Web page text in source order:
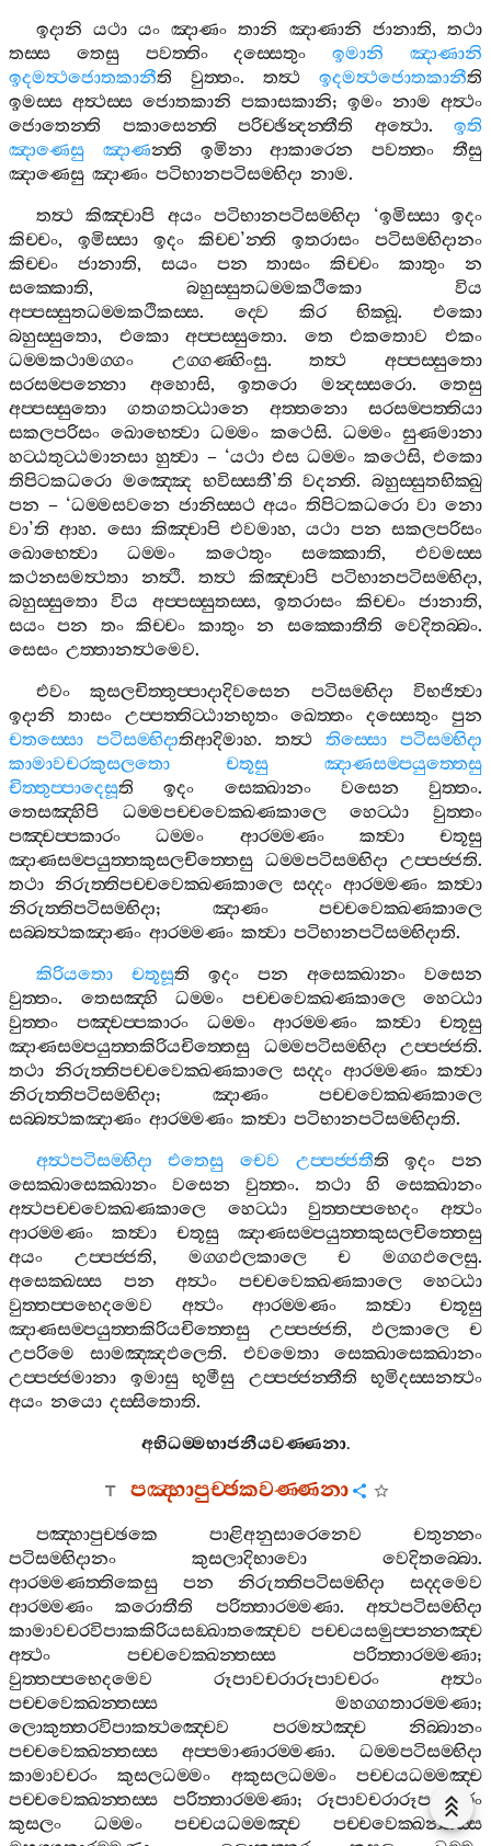
ඉදානි යථා යං ඤාණං තානි ඤාණානි ජානාති,තථා
තස‍්ස
තෙසු පවත‍්තිං දස‍්සෙතුං ඉමානි
ඤාණානි
ඉදමත්‍ථජොතකානීති වුත‍්තං. තත්‍ථ ඉදමත්‍ථජොතකානීති
ඉමස‍්ස අත්‍ථස‍්ස ජොතකානි පකාසකානි; ඉමං නාම අත්‍ථං
ජොතෙන‍්ති
පකාසෙන‍්ති පරිච‍්ඡින්‍දන‍්තීති අත්‍ථො. ඉති
ඤාණෙසු
ඤාණන‍්ති ඉමිනා ආකාරෙන පවත‍්තං
තීසු
ඤාණෙසු ඤාණං පටිභානපටිසම‍්භිදා නාම.
තත්‍ථ
කිඤ‍්චාපි අයං පටිභානපටිසම‍්භිදා ‘ඉමිස‍්සා
ඉදං
කිච‍්චං, ඉමිස‍්සා ඉදං කිච‍්ච’න‍්ති ඉතරාසං
පටිසම‍්භිදානං
කිච‍්චං
ජානාති, සයං පන තාසං කිච‍්චං කාතුං
න
සක‍්කොති, බහුස‍්සුතධම‍්මකථිකො
විය
අප‍්පස‍්සුතධම‍්මකථිකස‍්ස. ද‍්වෙ කිර භික‍්ඛූ. එකො
බහුස‍්සුතො, එකො අප‍්පස‍්සුතො. තෙ එකතොව
එකං
ධම‍්මකථාමග‍්ගං
උග‍්ගණ‍්හිංසු.තත්‍ථ
අප‍්පස‍්සුතො
සරසම‍්පන‍්නො
අහොසි, ඉතරො මන්‍දස‍්සරො. තෙසු
අප‍්පස‍්සුතො
ගතගතට‍්ඨානෙ අත‍්තනො
සරසම‍්පත‍්තියා
සකලපරිසං ඛොභෙත්‍වා ධම‍්මං කථෙසි. ධම‍්මං සුණමානා
හට‍්ඨතුට‍්ඨමානසා හුත්‍වා – ‘යථා එස ධම‍්මං කථෙසි,එකො
තිපිටකධරො මඤ‍්ඤෙ භවිස‍්සතී’ති වදන‍්ති. බහුස‍්සුතභික‍්ඛු
පන – ‘ධම‍්මසවනෙ ජානිස‍්සථ අයං තිපිටකධරො වා නො
වා’ති ආහ. සො කිඤ‍්චාපි එවමාහ,යථා පන සකලපරිසං
ඛොභෙත්‍වා
ධම‍්මං කථෙතුං සක‍්කොති, එවමස‍්ස
කථනසමත්‍ථතා
නත්‍ථි. තත්‍ථ කිඤ‍්චාපි පටිභානපටිසම‍්භිදා,
බහුස‍්සුතො
විය අප‍්පස‍්සුතස‍්ස,ඉතරාසං කිච‍්චං ජානාති,
සයං
පන තං කිච‍්චං කාතුං න සක‍්කොතීති වෙදිතබ‍්බං.
සෙසං උත‍්තානත්‍ථමෙව.
එවං
කුසලචිත‍්තුප‍්පාදාදිවසෙන පටිසම‍්භිදා
විභජිත්‍වා
ඉදානි
තාසං උප‍්පත‍්තිට‍්ඨානභූතං ඛෙත‍්තං දස‍්සෙතුං
පුන
චතස‍්සො
පටිසම‍්භිදාතිආදිමාහ. තත්‍ථ තිස‍්සො
පටිසම‍්භිදා
කාමාවචරකුසලතො
චතූසු
ඤාණසම‍්පයුත‍්තෙසු
චිත‍්තුප‍්පාදෙසූති ඉදං සෙක‍්ඛානං වසෙන වුත‍්තං.
තෙසඤ‍්හිපි
ධම‍්මපච‍්චවෙක‍්ඛණකාලෙ හෙට‍්ඨා
වුත‍්තං
පඤ‍්චප‍්පකාරං
ධම‍්මං ආරම‍්මණං කත්‍වා
චතූසු
ඤාණසම‍්පයුත‍්තකුසලචිත‍්තෙසු ධම‍්මපටිසම‍්භිදා උප‍්පජ‍්ජති.
තථා නිරුත‍්තිපච‍්චවෙක‍්ඛණකාලෙ සද‍්දං ආරම‍්මණං කත්‍වා
නිරුත‍්තිපටිසම‍්භිදා; ඤාණං
පච‍්චවෙක‍්ඛණකාලෙ
සබ‍්බත්‍ථකඤාණං ආරම‍්මණං කත්‍වා පටිභානපටිසම‍්භිදාති.
කිරියතො
චතූසූති ඉදං පන අසෙක‍්ඛානං
වසෙන
වුත‍්තං. තෙසඤ‍්හි ධම‍්මං පච‍්චවෙක‍්ඛණකාලෙ
හෙට‍්ඨා
වුත‍්තං
පඤ‍්චප‍්පකාරං ධම‍්මං ආරම‍්මණං කත්‍වා
චතූසු
ඤාණසම‍්පයුත‍්තකිරියචිත‍්තෙසු
ධම‍්මපටිසම‍්භිදා උප‍්පජ‍්ජති.
තථා නිරුත‍්තිපච‍්චවෙක‍්ඛණකාලෙ සද‍්දං ආරම‍්මණං කත්‍වා
නිරුත‍්තිපටිසම‍්භිදා; ඤාණං
පච‍්චවෙක‍්ඛණකාලෙ
සබ‍්බත්‍ථකඤාණං ආරම‍්මණං කත්‍වා පටිභානපටිසම‍්භිදාති.
අත්‍ථපටිසම‍්භිදා
එතෙසු චෙව උප‍්පජ‍්ජතීති ඉදං
පන
සෙක‍්ඛාසෙක‍්ඛානං
වසෙන වුත‍්තං. තථා හි
සෙක‍්ඛානං
අත්‍ථපච‍්චවෙක‍්ඛණකාලෙ
හෙට‍්ඨා වුත‍්තප‍්පභෙදං
අත්‍ථං
ආරම‍්මණං
කත්‍වා චතූසු
ඤාණසම‍්පයුත‍්තකුසලචිත‍්තෙසු
අයං
උප‍්පජ‍්ජති, මග‍්ගඵලකාලෙ ච මග‍්ගඵලෙසු.
අසෙක‍්ඛස‍්ස
පන අත්‍ථං පච‍්චවෙක‍්ඛණකාලෙ
හෙට‍්ඨා
වුත‍්තප‍්පභෙදමෙව
අත්‍ථං ආරම‍්මණං කත්‍වා
චතූසු
ඤාණසම‍්පයුත‍්තකිරියචිත‍්තෙසු
උප‍්පජ‍්ජති, ඵලකාලෙ
ච
උපරිමෙ
සාමඤ‍්ඤඵලෙති. එවමෙතා
සෙක‍්ඛාසෙක‍්ඛානං
උප‍්පජ‍්ජමානා
ඉමාසු භූමීසු උප‍්පජ‍්ජන‍්තීති
භූමිදස‍්සනත්‍ථං
අයං නයො දස‍්සිතොති.
අභිධම‍්මභාජනීයවණ‍්ණනා.
පඤ‍්හාපුච‍්ඡකවණ‍්ණනා
පඤ‍්හාපුච‍්ඡකෙ පාළිඅනුසාරෙනෙව
චතුන‍්නං
පටිසම‍්භිදානං
කුසලාදිභාවො වෙදිතබ‍්බො.
ආරම‍්මණත‍්තිකෙසු
පන නිරුත‍්තිපටිසම‍්භිදා
සද‍්දමෙව
ආරම‍්මණං
කරොතීති පරිත‍්තාරම‍්මණා.අත්‍ථපටිසම‍්භිදා
කාමාවචරවිපාකකිරියසඞ‍්ඛාතඤ‍්චෙව පච‍්චයසමුප‍්පන‍්නඤ‍්ච
අත්‍ථං
පච‍්චවෙක‍්ඛන‍්තස‍්ස පරිත‍්තාරම‍්මණා;
වුත‍්තප‍්පභෙදමෙව
රූපාවචරාරූපාවචරං
අත්‍ථං
පච‍්චවෙක‍්ඛන‍්තස‍්ස
මහග‍්ගතාරම‍්මණා;
ලොකුත‍්තරවිපාකත්‍ථඤ‍්චෙව
පරමත්‍ථඤ‍්ච
නිබ‍්බානං
පච‍්චවෙක‍්ඛන‍්තස‍්ස
අප‍්පමාණාරම‍්මණා. ධම‍්මපටිසම‍්භිදා
කාමාවචරං
කුසලධම‍්මං අකුසලධම‍්මං
පච‍්චයධම‍්මඤ‍්ච
පච‍්චවෙක‍්ඛන‍්තස‍්ස
පරිත‍්තාරම‍්මණා; රූපාවචරාරූපාවචරං
කුසලං
ධම‍්මං පච‍්චයධම‍්මඤ‍්ච
පච‍්චවෙක‍්ඛන‍්තස‍්ස